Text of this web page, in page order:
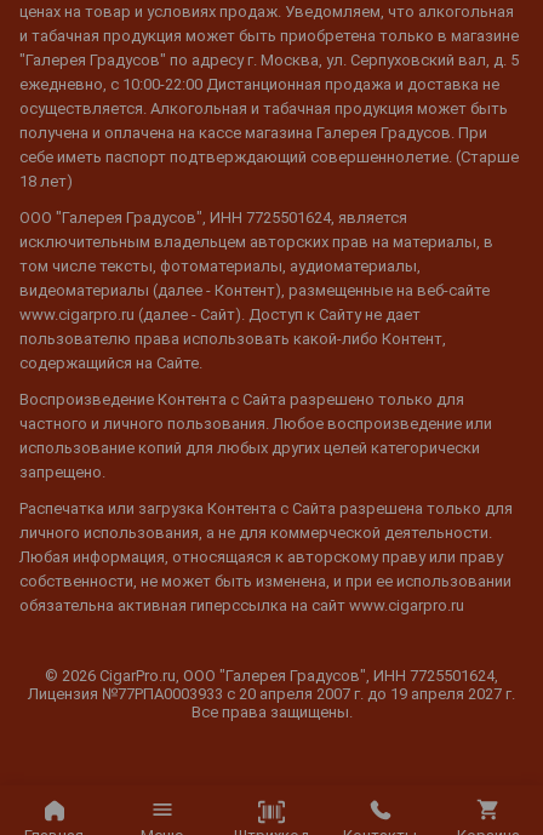
ценах на товар и условиях продаж. Уведомляем, что алкогольная
и табачная продукция может быть приобретена только в магазине
"Галерея Градусов" по адресу г. Москва, ул. Серпуховский вал, д. 5
ежедневно, с 10:00-22:00 Дистанционная продажа и доставка не
осуществляется. Алкогольная и табачная продукция может быть
получена и оплачена на кассе магазина Галерея Градусов. При
себе иметь паспорт подтверждающий совершеннолетие. (Старше
18 лет)
ООО "Галерея Градусов", ИНН 7725501624, является
исключительным владельцем авторских прав на материалы, в
том числе тексты, фотоматериалы, аудиоматериалы,
видеоматериалы (далее - Контент), размещенные на веб-сайте
www.cigarpro.ru (далее - Сайт). Доступ к Сайту не дает
пользователю права использовать какой-либо Контент,
содержащийся на Сайте.
Воспроизведение Контента с Сайта разрешено только для
частного и личного пользования. Любое воспроизведение или
использование копий для любых других целей категорически
запрещено.
Распечатка или загрузка Контента с Сайта разрешена только для
личного использования, а не для коммерческой деятельности.
Любая информация, относящаяся к авторскому праву или праву
собственности, не может быть изменена, и при ее использовании
обязательна активная гиперссылка на сайт www.cigarpro.ru
© 2026 CigarPro.ru, ООО "Галерея Градусов", ИНН 7725501624,
Лицензия №77РПА0003933 c 20 апреля 2007 г. до 19 апреля 2027 г.
Все права защищены.